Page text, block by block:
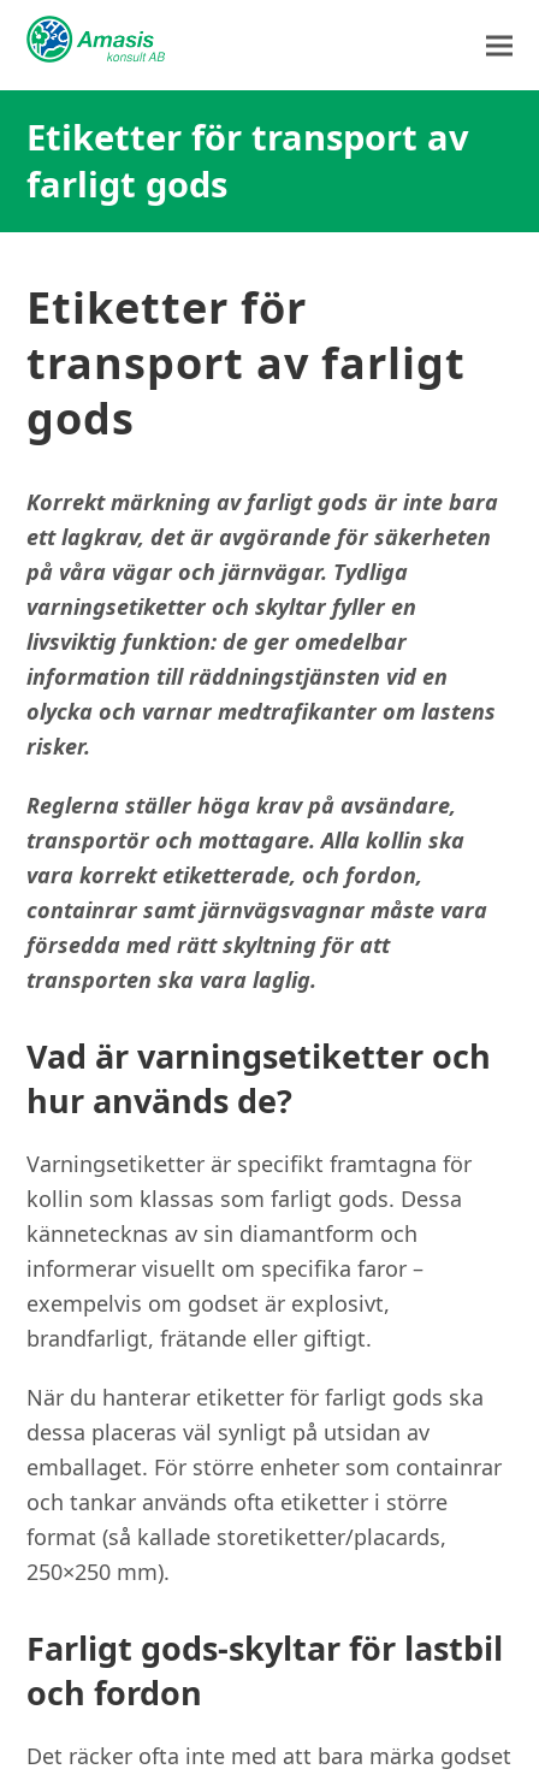
Etiketter för transport av
farligt gods
Etiketter för
transport av farligt
gods
Korrekt märkning av farligt gods är inte bara
ett lagkrav, det är avgörande för säkerheten
på våra vägar och järnvägar. Tydliga
varningsetiketter och skyltar fyller en
livsviktig funktion: de ger omedelbar
information till räddningstjänsten vid en
olycka och varnar medtrafikanter om lastens
risker.
Reglerna ställer höga krav på avsändare,
transportör och mottagare. Alla kollin ska
vara korrekt etiketterade, och fordon,
containrar samt järnvägsvagnar måste vara
försedda med rätt skyltning för att
transporten ska vara laglig.
Vad är varningsetiketter och
hur används de?
Varningsetiketter är specifikt framtagna för
kollin som klassas som farligt gods. Dessa
kännetecknas av sin diamantform och
informerar visuellt om specifika faror –
exempelvis om godset är explosivt,
brandfarligt, frätande eller giftigt.
När du hanterar etiketter för farligt gods ska
dessa placeras väl synligt på utsidan av
emballaget. För större enheter som containrar
och tankar används ofta etiketter i större
format (så kallade storetiketter/placards,
250×250 mm).
Farligt gods-skyltar för lastbil
och fordon
Det räcker ofta inte med att bara märka godset